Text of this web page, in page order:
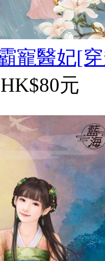
寵醫妃[
HK$80元